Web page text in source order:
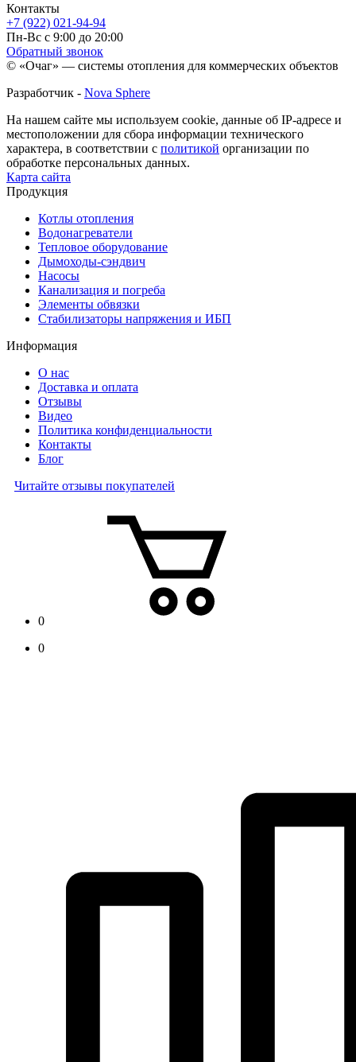
Контакты
+7 (922) 021-94-94
Пн-Вс с 9:00 до 20:00
Обратный звонок
© «Очаг» — системы отопления для коммерческих объектов
Разработчик - Nova Sphere
На нашем сайте мы используем cookie, данные об IP-адресе и
местоположении для сбора информации технического
характера, в соответствии с политикой организации по
обработке персональных данных.
Карта сайта
Продукция
Котлы отопления
Водонагреватели
Тепловое оборудование
Дымоходы-сэндвич
Насосы
Канализация и погреба
Элементы обвязки
Стабилизаторы напряжения и ИБП
Информация
О нас
Доставка и оплата
Отзывы
Видео
Политика конфиденциальности
Контакты
Блог
Читайте отзывы покупателей
0
0